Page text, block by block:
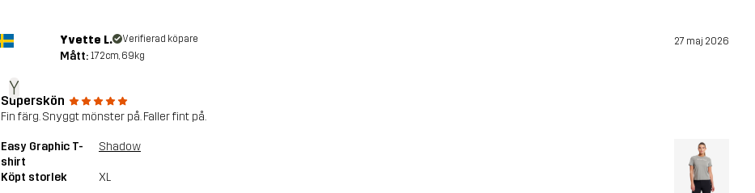
Y
Yvette L. Verifierad köpare 27 maj 2026
Mått: 172cm, 69kg
Superskön
Fin färg. Snyggt mönster på. Faller fint på.
Easy Graphic T-
shirt
Shadow
Köpt storlek XL